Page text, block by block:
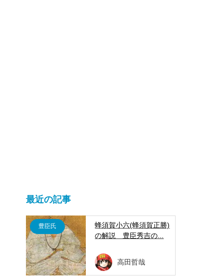
最近の記事
豊臣氏
蜂須賀小六(蜂須賀正勝)
の解説 豊臣秀吉の...
高田哲哉